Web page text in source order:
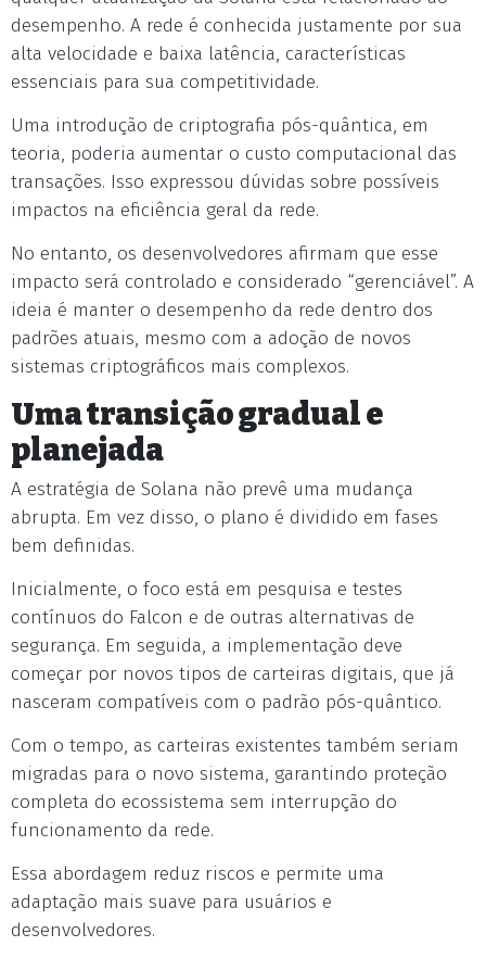
desempenho. A rede é conhecida justamente por sua
alta velocidade e baixa latência, características
essenciais para sua competitividade.
Uma introdução de criptografia pós-quântica, em
teoria, poderia aumentar o custo computacional das
transações. Isso expressou dúvidas sobre possíveis
impactos na eficiência geral da rede.
No entanto, os desenvolvedores afirmam que esse
impacto será controlado e considerado “gerenciável”. A
ideia é manter o desempenho da rede dentro dos
padrões atuais, mesmo com a adoção de novos
sistemas criptográficos mais complexos.
Uma transição gradual e
planejada
A estratégia de Solana não prevê uma mudança
abrupta. Em vez disso, o plano é dividido em fases
bem definidas.
Inicialmente, o foco está em pesquisa e testes
contínuos do Falcon e de outras alternativas de
segurança. Em seguida, a implementação deve
começar por novos tipos de carteiras digitais, que já
nasceram compatíveis com o padrão pós-quântico.
Com o tempo, as carteiras existentes também seriam
migradas para o novo sistema, garantindo proteção
completa do ecossistema sem interrupção do
funcionamento da rede.
Essa abordagem reduz riscos e permite uma
adaptação mais suave para usuários e
desenvolvedores.